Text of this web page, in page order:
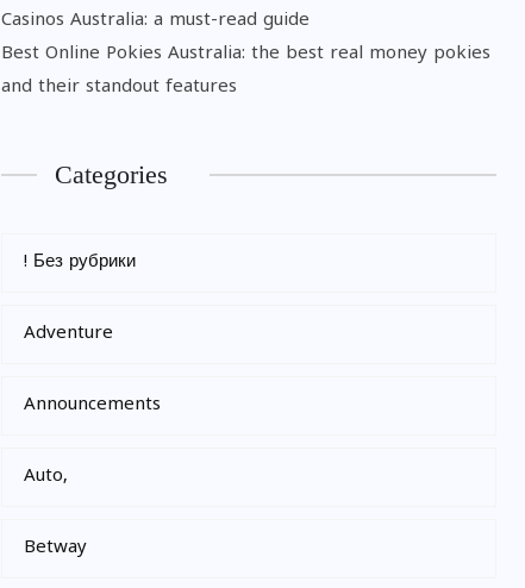
Casinos Australia: a must-read guide
Best Online Pokies Australia: the best real money pokies
and their standout features
Categories
! Без рубрики
Adventure
Announcements
Auto,
Betway